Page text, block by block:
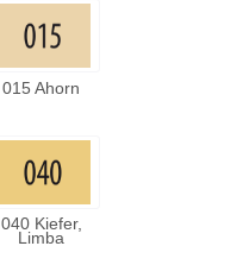
015 Ahorn
040 Kiefer,
Limba